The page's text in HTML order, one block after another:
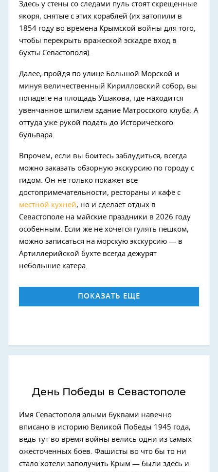
Здесь у стены со следами пуль стоят скрещенные
якоря, снятые с этих кораблей (их затопили в
1854 году во времена Крымской войны для того,
чтобы перекрыть вражеской эскадре вход в
бухты Севастополя).
Далее, пройдя по улице Большой Морской и
минуя величественный Кирилловский собор, вы
попадете на площадь Ушакова, где находится
увенчанное шпилем здание Матросского клуба. А
оттуда уже рукой подать до Исторического
бульвара.
Впрочем, если вы боитесь заблудиться, всегда
можно заказать обзорную экскурсию по городу с
гидом. Он не только покажет все
достопримечательности, рестораны и кафе с
местной кухней, но и сделает отдых в
Севастополе на майские праздники в 2026 году
особенным. Если же не хочется гулять пешком,
можно записаться на морскую экскурсию — в
Артиллерийской бухте всегда дежурят
небольшие катера.
ПОКАЗАТЬ ЕЩЕ
День Победы в Севастополе
Имя Севастополя алыми буквами навечно
вписано в историю Великой Победы 1945 года,
ведь тут во время войны велись одни из самых
ожесточенных боев. Фашисты во что бы то ни
стало хотели заполучить Крым — были здесь и